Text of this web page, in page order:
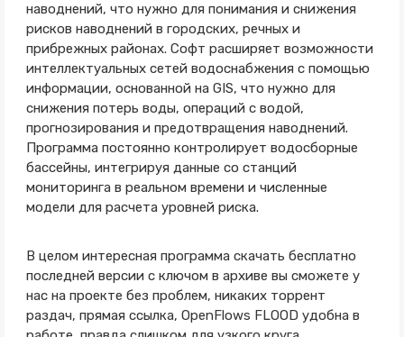
наводнений, что нужно для понимания и снижения
рисков наводнений в городских, речных и
прибрежных районах. Софт расширяет возможности
интеллектуальных сетей водоснабжения с помощью
информации, основанной на GIS, что нужно для
снижения потерь воды, операций с водой,
прогнозирования и предотвращения наводнений.
Программа постоянно контролирует водосборные
бассейны, интегрируя данные со станций
мониторинга в реальном времени и численные
модели для расчета уровней риска.
В целом интересная программа скачать бесплатно
последней версии с ключом в архиве вы сможете у
нас на проекте без проблем, никаких торрент
раздач, прямая ссылка, OpenFlows FLOOD удобна в